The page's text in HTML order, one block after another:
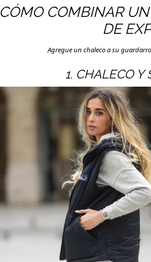
CÓMO COMBINAR
DE
Agregue un chaleco a su
1. CHALECO Y